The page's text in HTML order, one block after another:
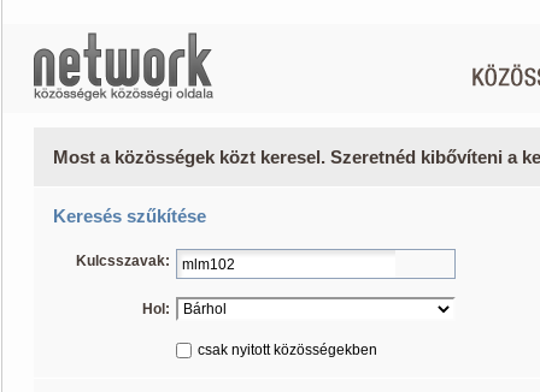
Most a közösségek közt keresel. Szeretnéd kibővíteni a
Keresés szűkítése
Kulcsszavak:
Hol:
csak nyitott közösségekben